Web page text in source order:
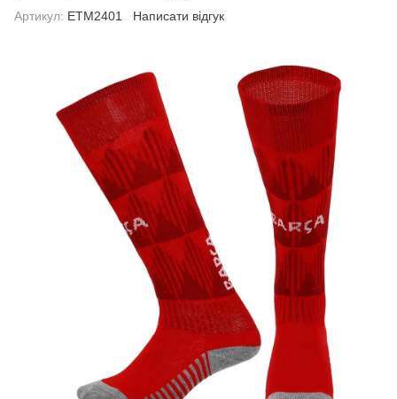
Артикул: ETM2401 Написати відгук